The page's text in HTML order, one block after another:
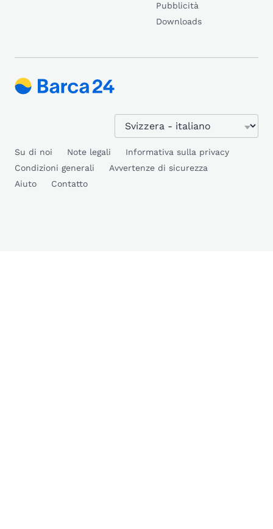
Pubblicità
Downloads
Su di noi Note legali
Informativa sulla privacy
Condizioni generali
Avvertenze di sicurezza
Aiuto
Contatto